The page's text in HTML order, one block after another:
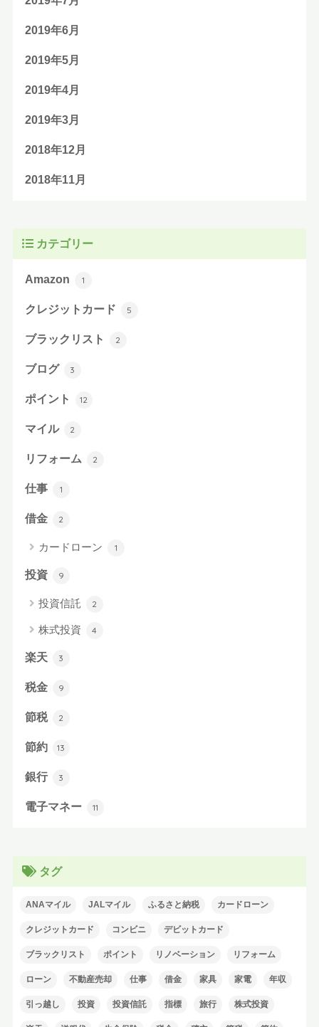
2019年6月
2019年5月
2019年4月
2019年3月
2018年12月
2018年11月
カテゴリー
Amazon 1
クレジットカード 5
ブラックリスト 2
ブログ 3
ポイント 12
マイル 2
リフォーム 2
仕事 1
借金 2
カードローン 1
投資 9
投資信託 2
株式投資 4
楽天 3
税金 9
節税 2
節約 13
銀行 3
電子マネー 11
タグ
ANAマイル JALマイル ふるさと納税 カードローン
クレジットカード コンビニ デビットカード
ブラックリスト ポイント リノベーション リフォーム
ローン 不動産売却 仕事 借金 家具 家電 年収
引っ越し 投資 投資信託 指標 旅行 株式投資